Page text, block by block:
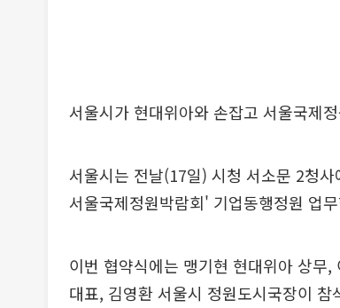
서울시가 현대위아와 손잡고 서울국제
서울시는 전날(17일) 시청 서소문 2청
서울국제정원박람회' 기업동행정원 업
이번 협약식에는 맹기현 현대위아 상무
대표, 김영환 서울시 정원도시국장이